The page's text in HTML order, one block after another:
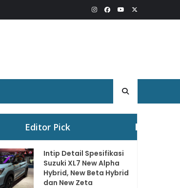
Editor Pick
Intip Detail Spesifikasi
Suzuki XL7 New Alpha
Hybrid, New Beta Hybrid
dan New Zeta